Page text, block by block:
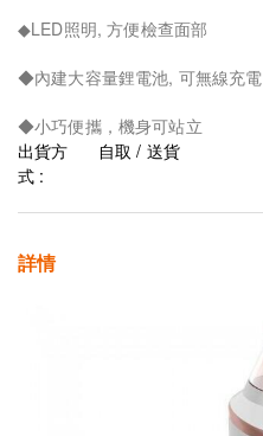
◆LED照明, 方便檢查面部
◆內建大容量鋰電池, 可無線充電
◆小巧便攜，機身可站立
出貨方
式 :
自取 / 送貨
詳情